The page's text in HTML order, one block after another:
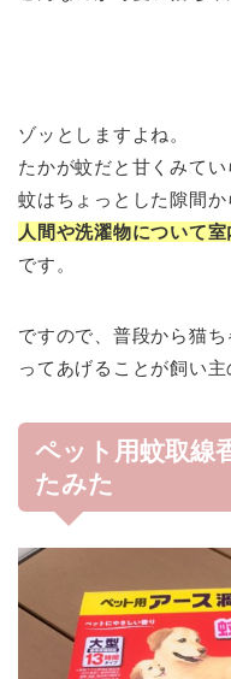
ゾッとしますよね。
たかが蚊だと甘くみてい
蚊はちょっとした隙間か
人間や洗濯物について
です。
ですので、普段から猫
ってあげることが飼い
ペット用蚊取線
たみた